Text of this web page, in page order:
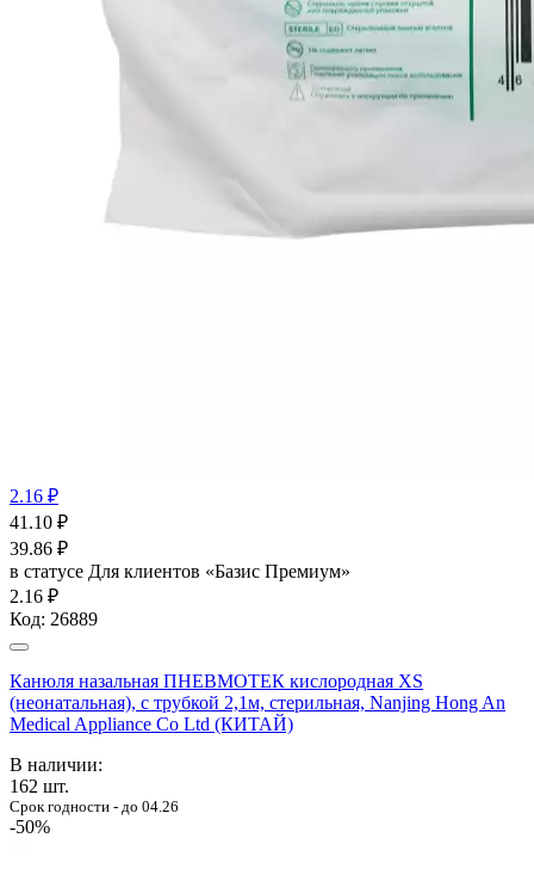
2.16 ₽
41.10 ₽
39.86 ₽
в статусе Для клиентов «Базис Премиум»
2.16 ₽
Код: 26889
Канюля назальная ПНЕВМОТЕК кислородная XS
(неонатальная), с трубкой 2,1м, стерильная, Nanjing Hong An
Medical Appliance Co Ltd (КИТАЙ)
В наличии:
162 шт.
Срок годности - до 04.26
-50%